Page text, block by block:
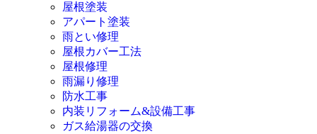
屋根塗装
アパート塗装
雨とい修理
屋根カバー工法
屋根修理
雨漏り修理
防水工事
内装リフォーム&設備工事
ガス給湯器の交換